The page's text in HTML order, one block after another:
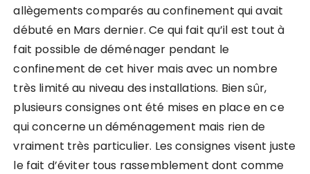
allègements comparés au confinement qui avait
débuté en Mars dernier. Ce qui fait qu’il est tout à
fait possible de déménager pendant le
confinement de cet hiver mais avec un nombre
très limité au niveau des installations. Bien sûr,
plusieurs consignes ont été mises en place en ce
qui concerne un déménagement mais rien de
vraiment très particulier. Les consignes visent juste
le fait d’éviter tous rassemblement dont comme